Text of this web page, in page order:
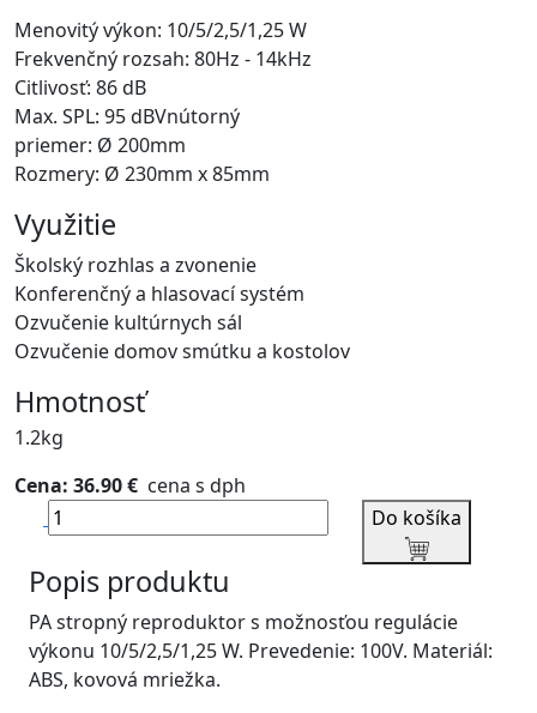
Menovitý výkon: 10/5/2,5/1,25 W
Frekvenčný rozsah: 80Hz - 14kHz
Citlivosť: 86 dB
Max. SPL: 95 dBVnútorný
priemer: Ø 200mm
Rozmery: Ø 230mm x 85mm
Využitie
Školský rozhlas a zvonenie
Konferenčný a hlasovací systém
Ozvučenie kultúrnych sál
Ozvučenie domov smútku a kostolov
Hmotnosť
1.2kg
Cena: 36.90 € cena s dph
Do košíka
Popis produktu
PA stropný reproduktor s možnosťou regulácie
výkonu 10/5/2,5/1,25 W. Prevedenie: 100V. Materiál:
ABS, kovová mriežka.